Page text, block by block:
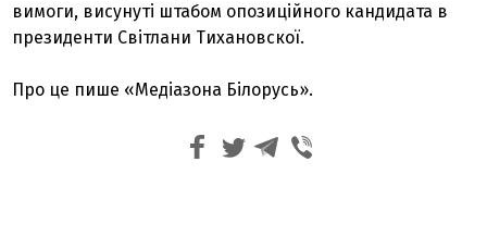
вимоги, висунуті штабом опозиційного кандидата в
президенти Світлани Тихановскої.
Про це пише «Медіазона Білорусь».